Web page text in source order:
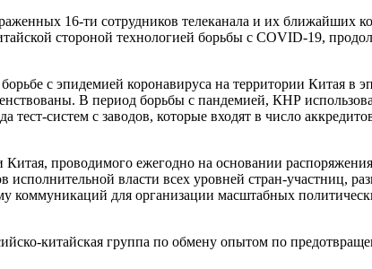
16-ти сотрудников телеканала и их ближайших
стороной технологией борьбы с COVID-19,
с эпидемией коронавируса на территории Китая в
В период борьбы с пандемией, КНР
систем с заводов, которые входят в число
Китая, проводимого ежегодно на основании
власти всех уровней стран-участниц,
коммуникаций для организации масштабных
китайская группа по обмену опытом по